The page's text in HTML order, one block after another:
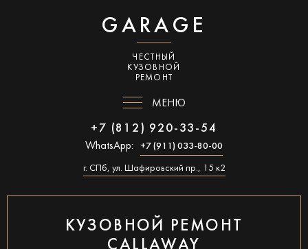
GARAGE
ЧЕСТНЫЙ
КУЗОВНОЙ
РЕМОНТ
МЕНЮ
+7 (812) 920-33-54
WhatsApp: +7 (911) 033-80-00
г. СПб, ул. Шафировский пр., 15 к2
КУЗОВНОЙ РЕМОНТ
CALLAWAY